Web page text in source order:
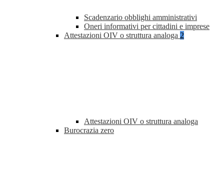
Scadenzario obblighi amministrativi
Oneri informativi per cittadini e imprese
Attestazioni OIV o struttura analoga 2
Attestazioni OIV o struttura analoga
Burocrazia zero